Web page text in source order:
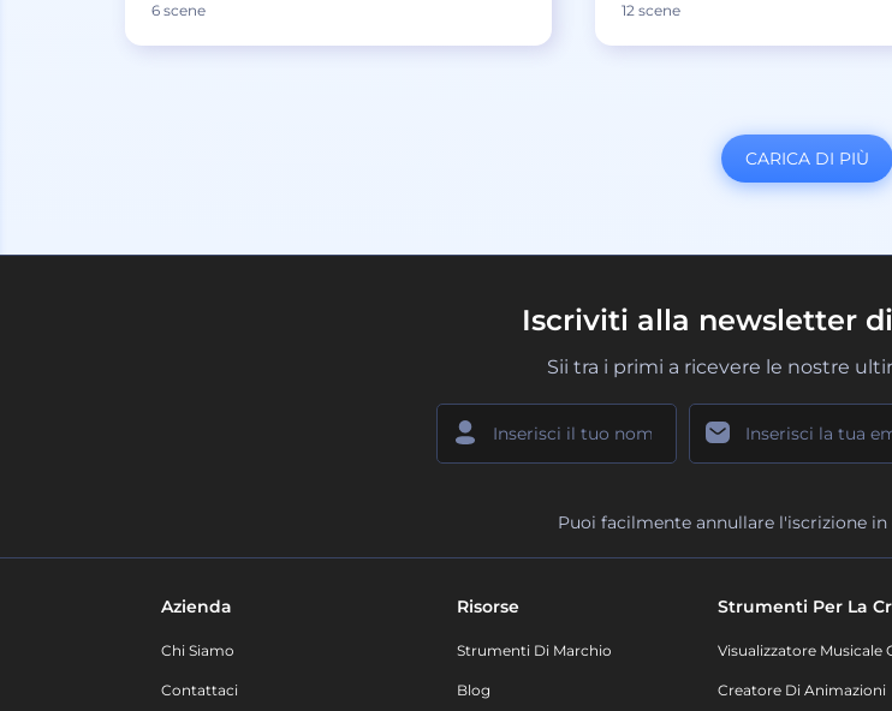
6 scene 12 scene
CARICA DI PIÙ
Iscriviti alla newsletter
Sii tra i primi a ricevere le nostre
Puoi facilmente annullare l'iscrizione
Azienda
Chi Siamo
Contattaci
Risorse
Strumenti Di Marchio
Blog
Strumenti Per La
Visualizzatore Musicale
Creatore Di Animazioni